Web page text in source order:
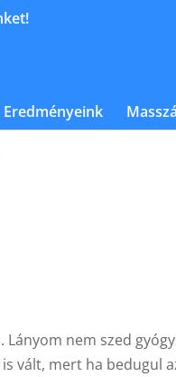
Eredményeink
nem szed
vált, mert ha bedugul